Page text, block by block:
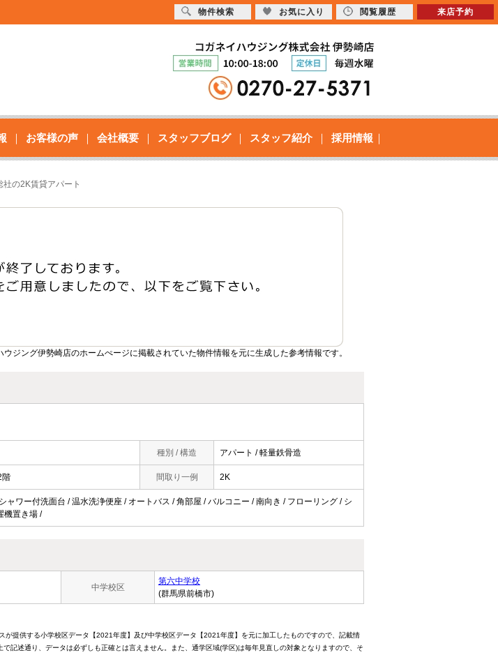
お客様の声 会社概要 スタッフブログ スタッフ紹介 採用情報
の2K賃貸アパート
ング伊勢崎店のホームぺージに掲載されていた物件情報を元に生成した参考情報です。
種別 / 構造 アパート / 軽量鉄骨造
階 間取り一例 2K
ワー付洗面台 / 温水洗浄便座 / オートバス / 角部屋 / バルコニー / 南向き / フローリング / シ
機置き場 /
中学校区
第六中学校
(群馬県前橋市)
提供する小学校区データ【2021年度】及び中学校区データ【2021年度】を元に加工したものですので、記載情
記述通り、データは必ずしも正確とは言えません。また、通学区域(学区)は毎年見直しの対象となりますので、そ
物件検索 お気に入り 閲覧履歴 来店予約